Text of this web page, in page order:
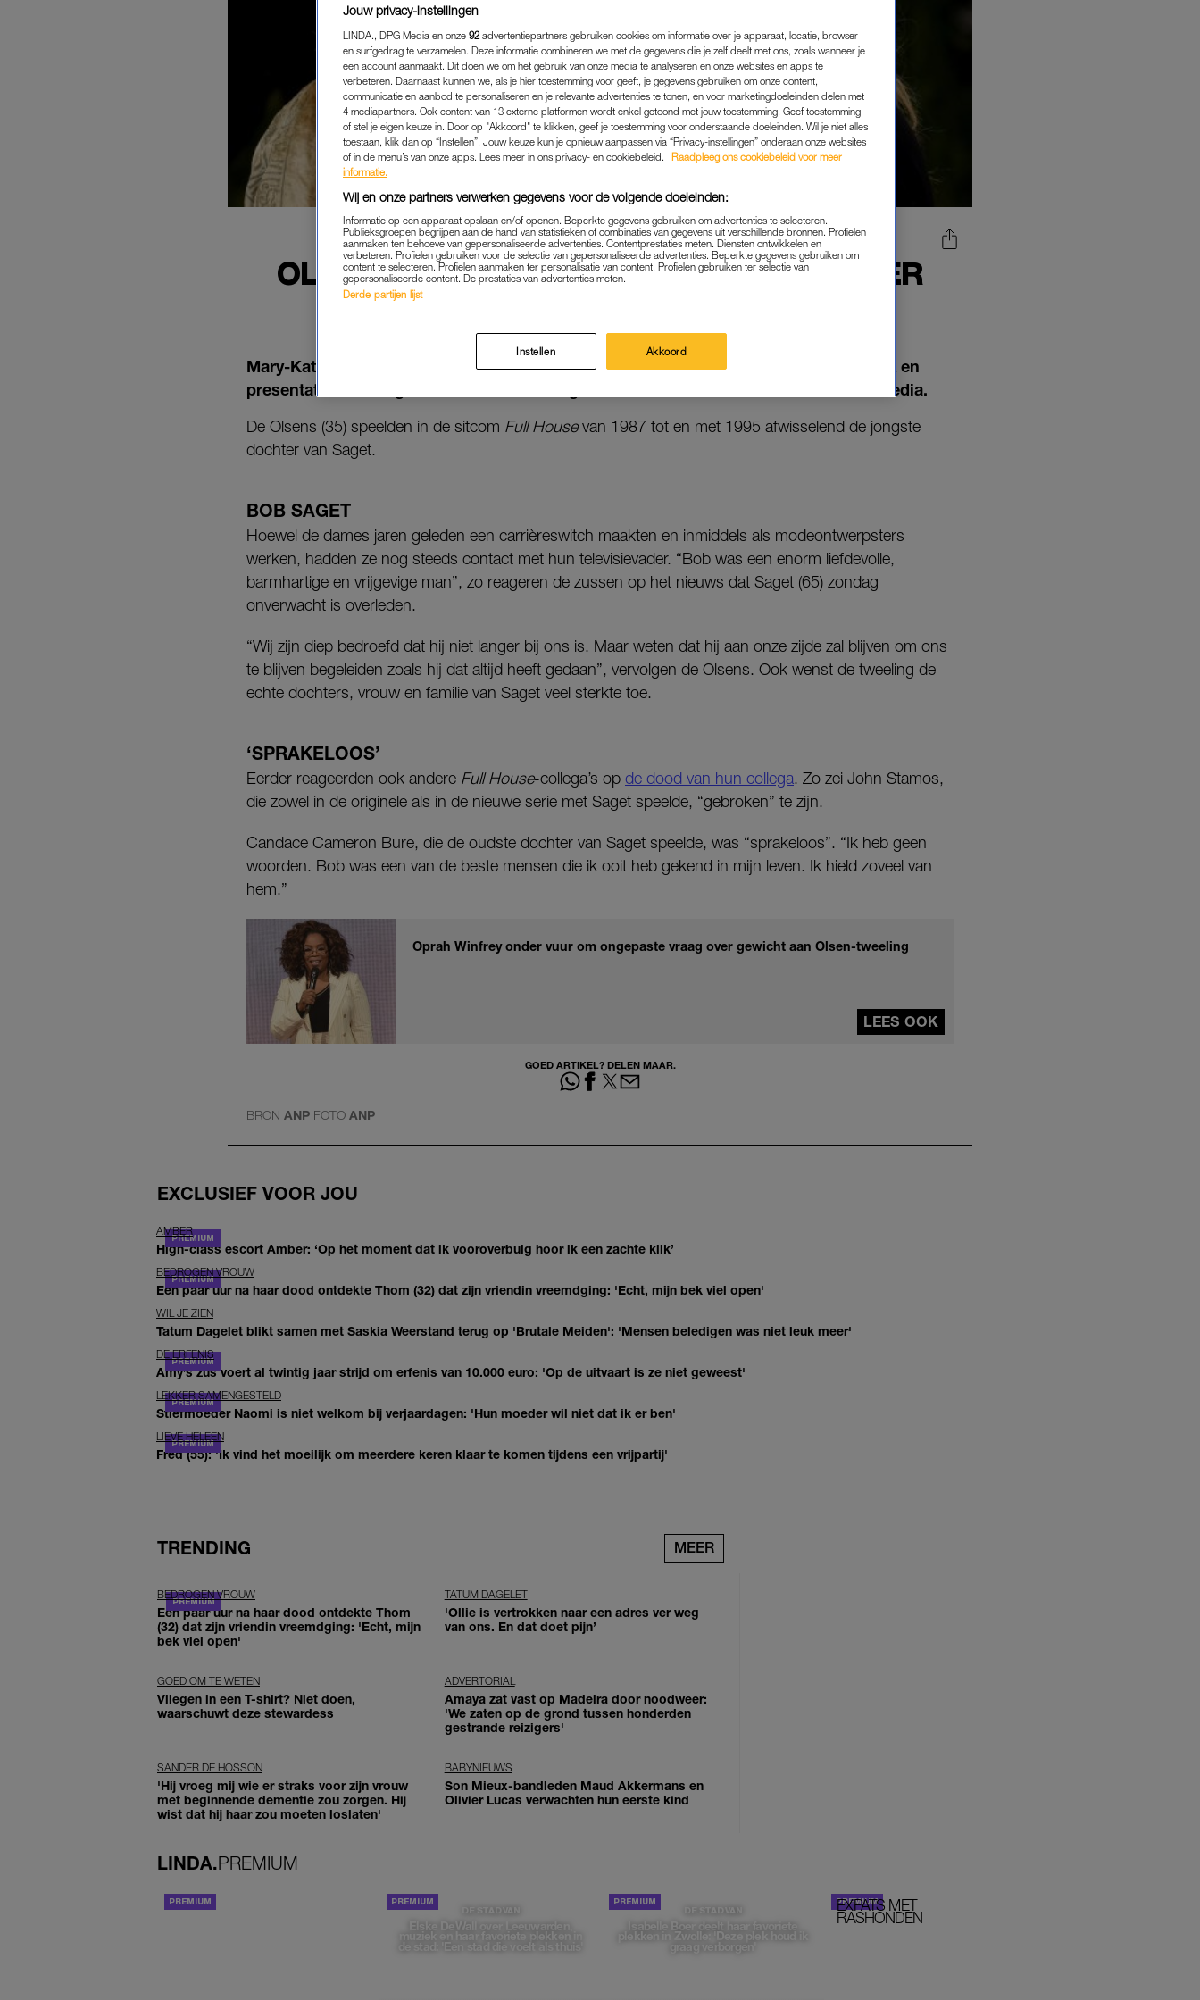
OLSEN-TWEELING ‘DIEP BEDROEFD’ OVER
DOOD VAN TV-VADER BOB SAGET
MEDIA|BEETJE BIJBLIJVEN
Mary-Kate en Ashley Olsen zijn ‘diep bedroefd’ door het overlijden van acteur, komiek en
presentator Bob Saget. Dat laat de tweeling in een reactie weten aan Amerikaanse media.
De Olsens (35) speelden in de sitcom Full Housevan 1987 tot en met 1995 afwisselend de jongste
dochter van Saget.
BOB SAGET
Hoewel de dames jaren geleden een carrièreswitch maakten en inmiddels als modeontwerpsters
werken, hadden ze nog steeds contact met hun televisievader. “Bob was een enorm liefdevolle,
barmhartige en vrijgevige man”, zo reageren de zussen op het nieuws dat Saget (65) zondag
onverwacht is overleden.
“Wij zijn diep bedroefd dat hij niet langer bij ons is. Maar weten dat hij aan onze zijde zal blijven om ons
te blijven begeleiden zoals hij dat altijd heeft gedaan”, vervolgen de Olsens. Ook wenst de tweeling de
echte dochters, vrouw en familie van Saget veel sterkte toe.
‘SPRAKELOOS’
Eerder reageerden ook andere Full House-collega’s op de dood van hun collega. Zo zei John Stamos,
die zowel in de originele als in de nieuwe serie met Saget speelde, “gebroken” te zijn.
Candace Cameron Bure, die de oudste dochter van Saget speelde, was “sprakeloos”. “Ik heb geen
woorden. Bob was een van de beste mensen die ik ooit heb gekend in mijn leven. Ik hield zoveel van
hem.”
Oprah Winfrey onder vuur om ongepaste vraag over gewicht aan Olsen-tweeling
LEES OOK
GOED ARTIKEL? DELEN MAAR.
BRON ANP FOTO ANP
EXCLUSIEF VOOR JOU
AMBER
High-class escort Amber: ‘Op het moment dat ik vooroverbuig hoor ik een zachte klik’
BEDROGEN VROUW
Een paar uur na haar dood ontdekte Thom (32) dat zijn vriendin vreemdging: 'Echt, mijn bek viel open'
WIL JE ZIEN
Tatum Dagelet blikt samen met Saskia Weerstand terug op 'Brutale Meiden': 'Mensen beledigen was niet leuk meer'
DE ERFENIS
Amy’s zus voert al twintig jaar strijd om erfenis van 10.000 euro: 'Op de uitvaart is ze niet geweest'
LEKKER SAMENGESTELD
Stiefmoeder Naomi is niet welkom bij verjaardagen: 'Hun moeder wil niet dat ik er ben'
LIEVE HELEEN
Fred (55): 'Ik vind het moeilijk om meerdere keren klaar te komen tijdens een vrijpartij'
TRENDING MEER
BEDROGEN VROUW
Een paar uur na haar dood ontdekte Thom
(32) dat zijn vriendin vreemdging: 'Echt, mijn
bek viel open'
TATUM DAGELET
'Ollie is vertrokken naar een adres ver weg
van ons. En dat doet pijn’
GOED OM TE WETEN
Vliegen in een T-shirt? Niet doen,
waarschuwt deze stewardess
ADVERTORIAL
Amaya zat vast op Madeira door noodweer:
'We zaten op de grond tussen honderden
gestrande reizigers'
SANDER DE HOSSON
'Hij vroeg mij wie er straks voor zijn vrouw
met beginnende dementie zou zorgen. Hij
wist dat hij haar zou moeten loslaten'
BABYNIEUWS
Son Mieux-bandleden Maud Akkermans en
Olivier Lucas verwachten hun eerste kind
LINDA.PREMIUM
DE STAD VAN
Elske DeWall over Leeuwarden,
muziek en haar favoriete plekken in
de stad: 'Een stad die voelt als thuis'
DE STAD VAN
Isabelle Boer deelt haar favoriete
plekken in Zwolle: 'Deze plek houd ik
graag verborgen'
EXPATS MET
RASHONDEN
Jouw privacy-instellingen
LINDA., DPG Media en onze 92 advertentiepartners gebruiken cookies om informatie over je apparaat, locatie, browser
en surfgedrag te verzamelen. Deze informatie combineren we met de gegevens die je zelf deelt met ons, zoals wanneer je
een account aanmaakt. Dit doen we om het gebruik van onze media te analyseren en onze websites en apps te
verbeteren. Daarnaast kunnen we, als je hier toestemming voor geeft, je gegevens gebruiken om onze content,
communicatie en aanbod te personaliseren en je relevante advertenties te tonen, en voor marketingdoeleinden delen met
4 mediapartners. Ook content van 13 externe platformen wordt enkel getoond met jouw toestemming. Geef toestemming
of stel je eigen keuze in. Door op "Akkoord" te klikken, geef je toestemming voor onderstaande doeleinden. Wil je niet alles
toestaan, klik dan op “Instellen”. Jouw keuze kun je opnieuw aanpassen via “Privacy-instellingen” onderaan onze websites
of in de menu’s van onze apps. Lees meer in ons privacy- en cookiebeleid.
Raadpleeg ons cookiebeleid voor meer
informatie.
Wij en onze partners verwerken gegevens voor de volgende doeleinden:
Informatie op een apparaat opslaan en/of openen. Beperkte gegevens gebruiken om advertenties te selecteren.
Publieksgroepen begrijpen aan de hand van statistieken of combinaties van gegevens uit verschillende bronnen. Profielen
aanmaken ten behoeve van gepersonaliseerde advertenties. Contentprestaties meten. Diensten ontwikkelen en
verbeteren. Profielen gebruiken voor de selectie van gepersonaliseerde advertenties. Beperkte gegevens gebruiken om
content te selecteren. Profielen aanmaken ter personalisatie van content. Profielen gebruiken ter selectie van
gepersonaliseerde content. De prestaties van advertenties meten.
Derde partijen lijst
Instellen Akkoord